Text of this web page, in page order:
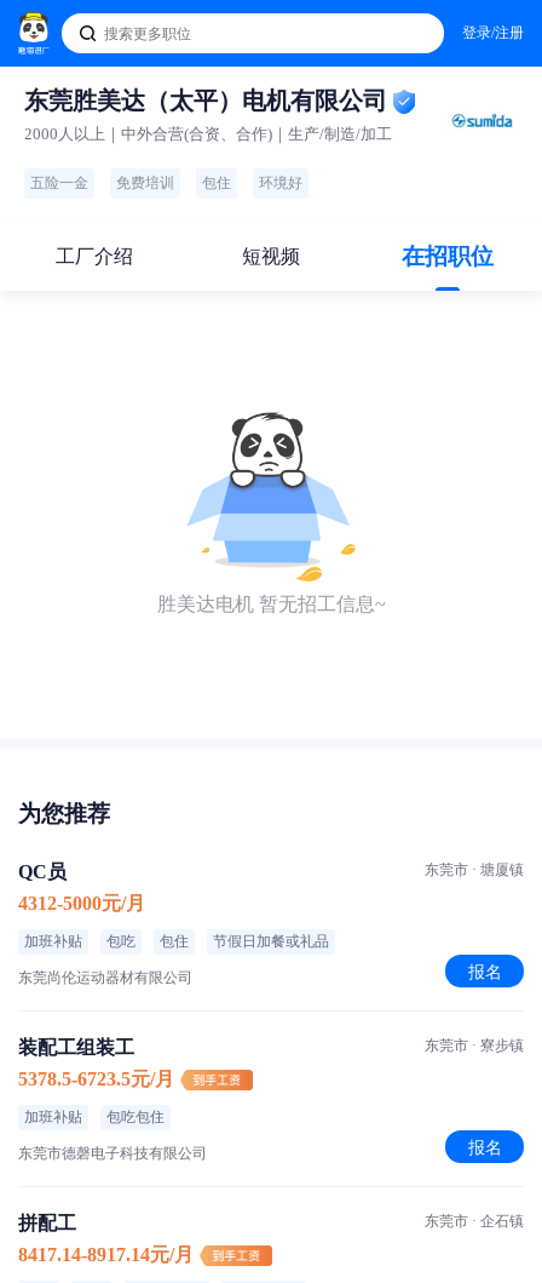
登录/注册
东莞胜美达（太平）电机有限公司
2000人以上｜中外合营(合资、合作)｜生产/制造/加工
五险一金 免费培训 包住 环境好
工厂介绍 短视频 在招职位
胜美达电机 暂无招工信息~
为您推荐
QC员
4312-5000元/月
加班补贴 包吃 包住 节假日加餐或礼品
东莞尚伦运动器材有限公司
东莞市 · 塘厦镇
报名
装配工组装工
5378.5-6723.5元/月
加班补贴 包吃包住
东莞市德磬电子科技有限公司
东莞市 · 寮步镇
报名
拼配工
8417.14-8917.14元/月
东莞市 · 企石镇